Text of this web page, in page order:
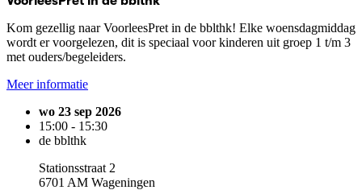
Kom gezellig naar VoorleesPret in de bblthk! Elke woensdagmiddag
wordt er voorgelezen, dit is speciaal voor kinderen uit groep 1 t/m 3
met ouders/begeleiders.
Meer informatie
wo 23 sep 2026
15:00 - 15:30
de bblthk
Stationsstraat 2
6701 AM Wageningen